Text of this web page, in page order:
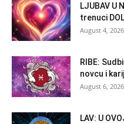
LJUBAV U
trenuci
August 4, 2026
RIBE:
novcu i
August 6, 2026
LAV: U